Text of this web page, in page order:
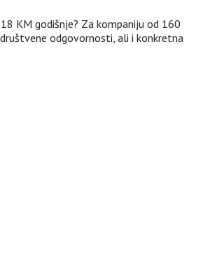
KM godišnje? Za kompaniju od 160
odgovornosti, ali i konkretna